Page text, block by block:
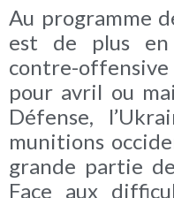
Au programme
est de plus en
contre-offensive
pour avril ou
Défense,
munitions
grande partie
Face aux